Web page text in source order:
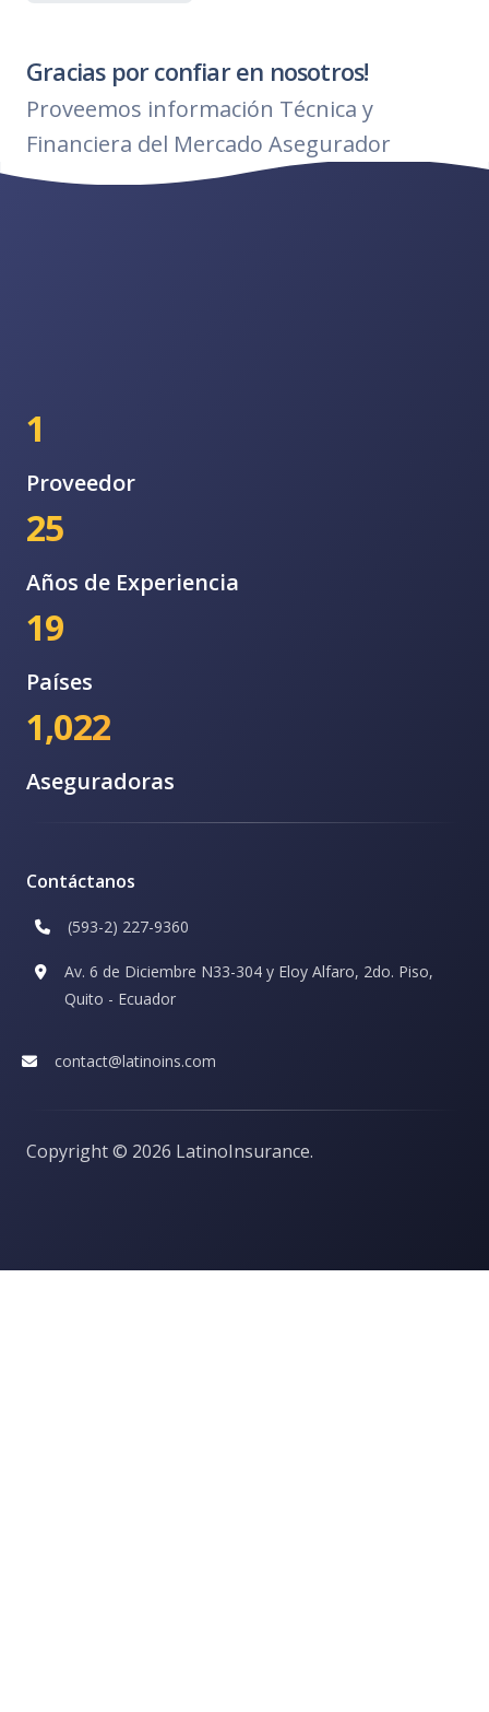
Gracias por confiar en nosotros!
Proveemos información Técnica y
Financiera del Mercado Asegurador
1
Proveedor
25
Años de Experiencia
19
Países
1,022
Aseguradoras
Contáctanos
(593-2) 227-9360
Av. 6 de Diciembre N33-304 y Eloy Alfaro, 2do. Piso,
Quito - Ecuador
contact@latinoins.com
Copyright © 2026 LatinoInsurance.